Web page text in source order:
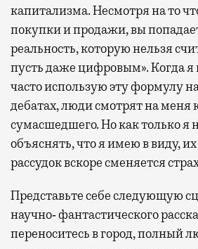
капитализма. Несмотря на то
покупки и продажи, вы
реальность, которую нельзя
пусть даже цифровым». Когда я
часто использую эту формулу
дебатах, люди смотрят на меня
сумасшедшего. Но как только я
объяснять, что я имею в виду,
рассудок вскоре сменяется
Представьте себе следующую
научно‐ фантастического
переноситесь в город, полный